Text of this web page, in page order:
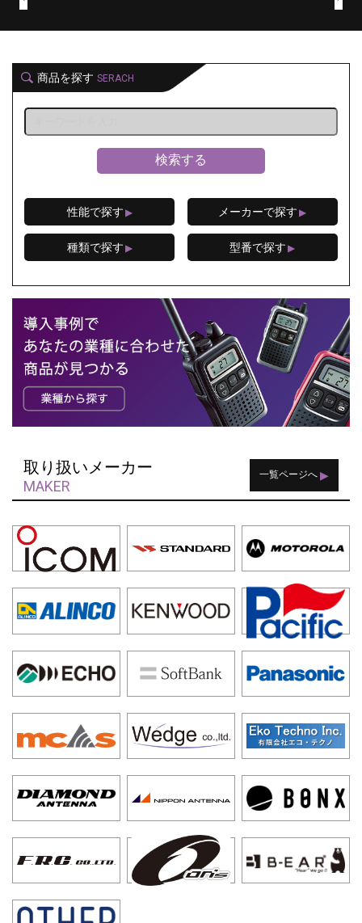
商品を探す SERACH
性能で探す ▶ メーカーで探す ▶
種類で探す ▶ 型番で探す ▶
取り扱いメーカー
MAKER
一覧ページへ▶